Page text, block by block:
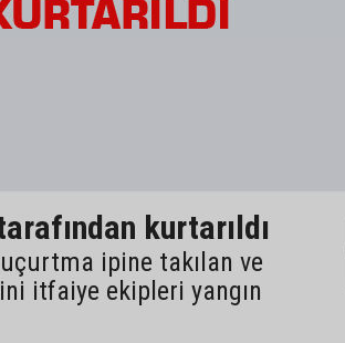
kurtarıldı
ipine takılan ve
itfaiye ekipleri yangın